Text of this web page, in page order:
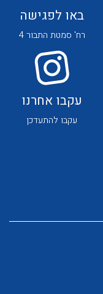
לכל מוצרי היצרן
לכל מוצרי היצרן
באו לפגישה
רח' סמטת התבור 4
עקבו אחרנו
עקבו להתעדכן